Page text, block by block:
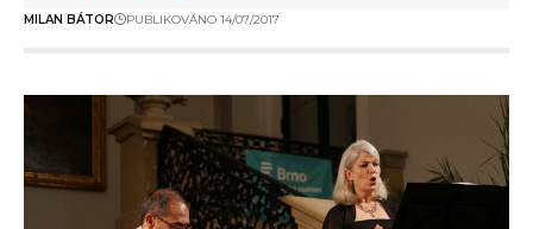
MILAN BÁTOR PUBLIKOVÁNO 14/07/2017